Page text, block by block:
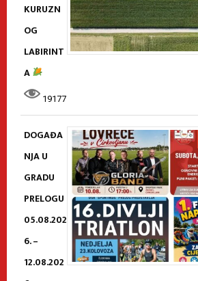
KURUZN
OG
LABIRINT
A
19177
DOGAĐA
NJA U
GRADU
PRELOGU
05.08.202
6. –
12.08.202